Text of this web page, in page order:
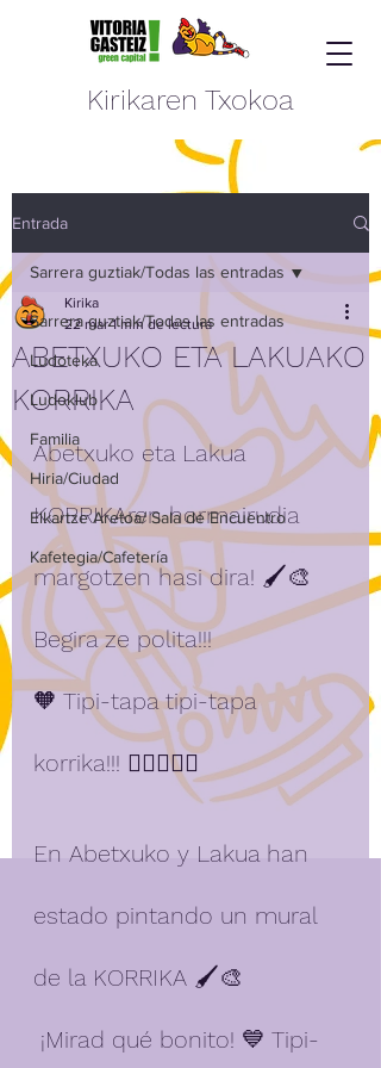
Kirikaren Txokoa
Entrada
Sarrera guztiak/Todas las entradas
Ludoteka
Ludoklub
Familia
Hiria/Ciudad
Elkartze Aretoa/ Sala de Encuentro
Kafetegia/Cafetería
Sarrera guztiak/Todas las entradas
ABETXUKO ETA LAKUAKO
KORRIKA
Kirika
22 mar 1 min de lectura
Abetxuko eta Lakua
KORRIKAren hormairudia
margotzen hasi dira! 🖌️🎨
Begira ze polita!!!
🧡 Tipi-tapa tipi-tapa
korrika!!! 🏃🏿‍♂️🏃‍♀️
En Abetxuko y Lakua han
estado pintando un mural
de la KORRIKA 🖌️🎨